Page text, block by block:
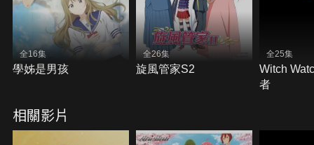
全16集
學姊是男孩
全26集
旋風管家S2
全25集
Witch
者
相關影片